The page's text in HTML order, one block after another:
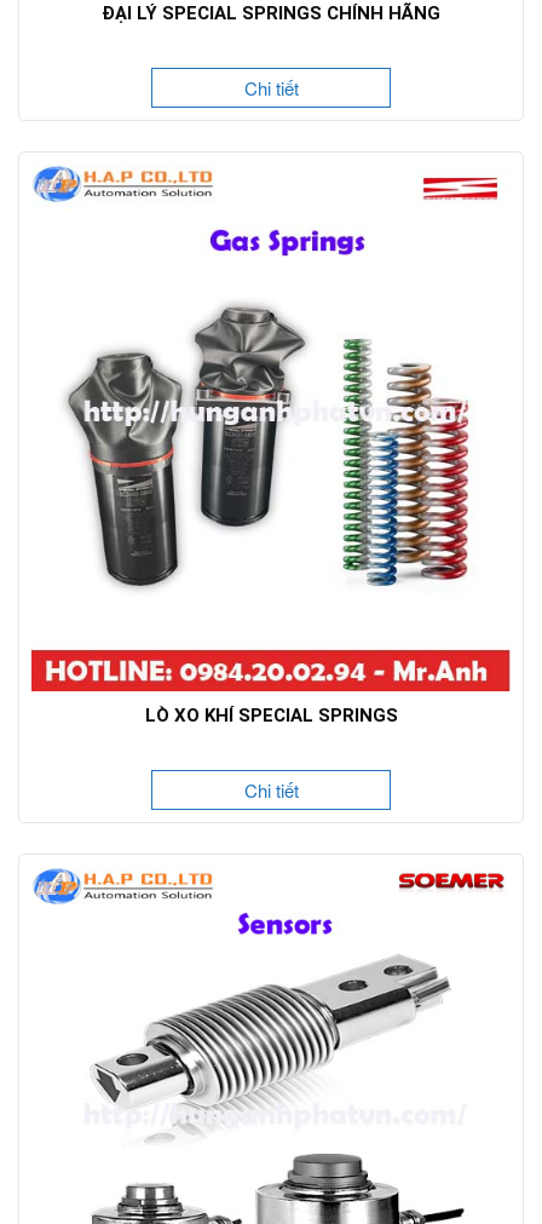
ĐẠI LÝ SPECIAL SPRINGS CHÍNH HÃNG
Chi tiết
LÒ XO KHÍ SPECIAL SPRINGS
Chi tiết